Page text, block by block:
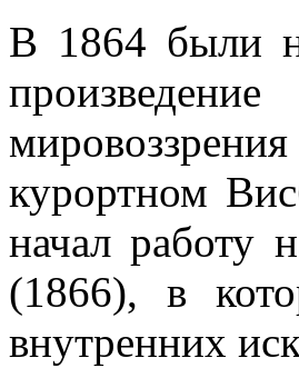
В 1864 были
курортном
начал работу
(1866), в
внутренних